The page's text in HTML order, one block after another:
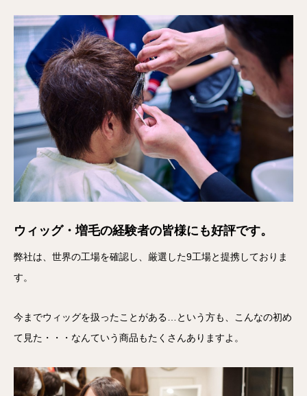
ウィッグ・増毛の経験者の皆様にも好評です。
弊社は、世界の工場を確認し、厳選した9工場と提携しておりま
す。
今までウィッグを扱ったことがある…という方も、こんなの初め
て見た・・・なんていう商品もたくさんありますよ。